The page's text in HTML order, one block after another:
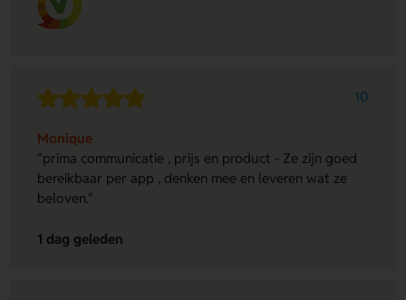
10
Monique
"prima communicatie , prijs en product - Ze zijn goed
bereikbaar per app , denken mee en leveren wat ze
beloven."
1 dag geleden